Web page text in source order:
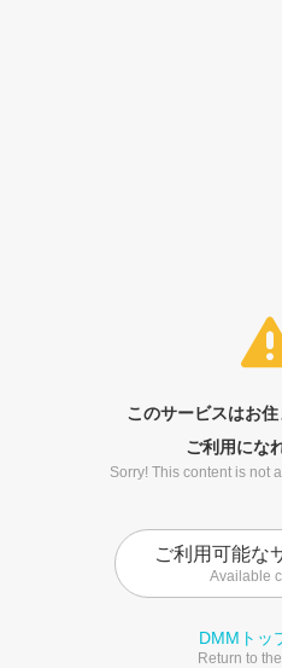
このサービスはお
ご利用にな
Sorry! This content is not
ご利用可能な
Available
DMMトッ
Return to